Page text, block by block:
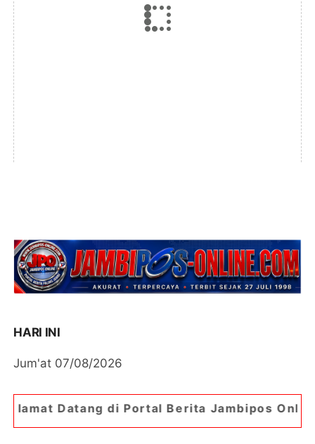
HARI INI
Jum'at 07/08/2026
Portal Berita Jambipos Online. Portal Berita